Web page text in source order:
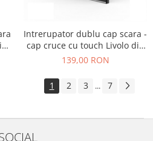
Intrerupator dublu cap scara -
cap cruce cu touch Livolo din
sticla
139,00 RON
1 2 3 ... 7